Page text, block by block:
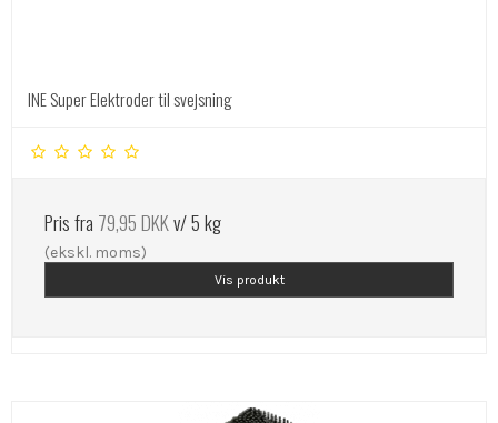
INE Super Elektroder til svejsning
Pris fra 79,95 DKKv/ 5 kg
(ekskl. moms)
Vis produkt